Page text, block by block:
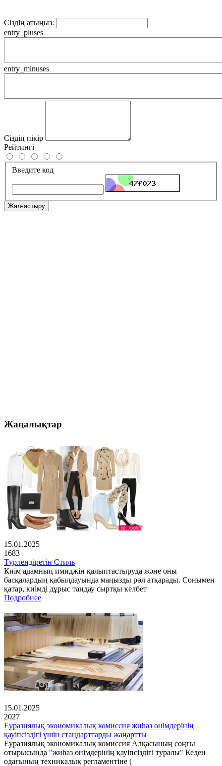
Сіздің атыңыз:
entry_pluses
entry_minuses
Сіздің пікір
Рейтингі
Введите код
Жалғастыру
Жаңалықтар
15.01.2025
1683
Түрлендіретін Стиль
Киім адамның имиджін қалыптастыруда және оны
басқалардың қабылдауында маңызды рөл атқарады. Сонымен
қатар, киімді дұрыс таңдау сыртқы келбет
Подробнее
15.01.2025
2027
Еуразиялық экономикалық комиссия жиһаз өнімдерінің
қауіпсіздігі үшін стандарттарды жаңартты
Еуразиялық экономикалық комиссия Алқасының соңғы
отырысында "жиһаз өнімдерінің қауіпсіздігі туралы" Кеден
одағының техникалық регламентіне (